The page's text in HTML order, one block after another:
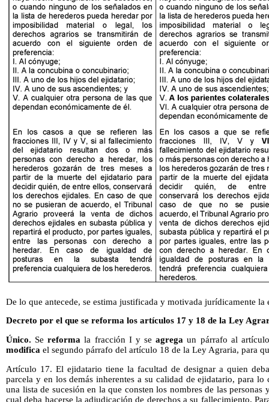
De lo que antecede, se estima justificada y motivada jurídicamente la
Decreto por el que se reforma los artículos 17 y 18 de la Ley
Único. Sereforma la fracción I y seagrega un párrafo al
modifica el segundo párrafo del artículo 18 de la Ley Agraria, para
Artículo 17. El ejidatario tiene la facultad de designar a quien
parcela y en los demás inherentes a su calidad de ejidatario, para
una lista de sucesión en la que consten los nombres de las
cual deba hacerse la adjudicación de derechos a su fallecimiento.